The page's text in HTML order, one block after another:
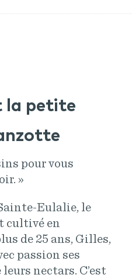
la petite
pour vous
»
Eulalie, le
cultivé en
de 25 ans, Gilles,
passion ses
nectars. C’est